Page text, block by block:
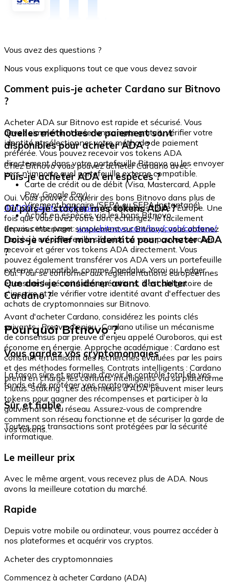
Vous avez des questions ?
Nous vous expliquons tout ce que vous devez savoir
Comment puis-je acheter Cardano sur Bitnovo
?
Acheter ADA sur Bitnovo est rapide et sécurisé. Vous
devez simplement créer un compte gratuit, vérifier votre
identité et sélectionner votre méthode de paiement
préférée. Vous pouvez recevoir vos tokens ADA
directement dans votre portefeuille Bitnovo ou les envoyer
vers n'importe quel portefeuille externe compatible.
Quelles méthodes de paiement sont
disponibles pour acheter ADA ?
Chez Bitnovo vous pouvez acheter Cardano avec :
Carte de crédit ou de débit (Visa, Mastercard, Apple
Pay, Google Pay)
Virement bancaire (SEPA ou SEPA Instantané)
Achat en espèces via les bons Bitnovo
Puis-je acheter ADA en espèces ?
Oui. Vous pouvez acquérir des bons Bitnovo dans plus de
40 000 points physiquesrépartis dans toute l'Europe. Une
fois que vous avez votre bon, échangez-le facilement
depuis cette page :www.bitnovo.com/buy/cash/cardano/
Où puis-je stocker mes tokens ADA ?
En vous inscrivant simplement sur Bitnovo, vous obtenez
l'accès à un portefeuille sécurisé où vous pouvez stocker,
recevoir et gérer vos tokens ADA directement. Vous
pouvez également transférer vos ADA vers un portefeuille
externe compatible, comme Daedalus, Yoroi ou Ledger.
Dois-je vérifier mon identité pour acheter ADA
?
Oui. Pour se conformer aux réglementations européennes
et assurer la sécurité des opérations, il est obligatoire de
s'inscrire et de vérifier votre identité avant d'effectuer des
achats de cryptomonnaies sur Bitnovo.
Que dois-je considérer avant d'acheter
Cardano ?
Avant d'acheter Cardano, considérez les points clés
suivants : Preuve d'enjeu : Cardano utilise un mécanisme
de consensus par preuve d'enjeu appelé Ouroboros, qui est
économe en énergie. Approche académique : Cardano est
construit en utilisant des recherches évaluées par les pairs
et des méthodes formelles. Contrats intelligents : Cardano
prend en charge les contrats intelligents via sa plateforme
Plutus. Staking : Les détenteurs d'ADA peuvent miser leurs
tokens pour gagner des récompenses et participer à la
gouvernance du réseau. Assurez-vous de comprendre
comment son réseau fonctionne et de sécuriser la garde de
vos tokens.
Pourquoi Bitnovo ?
Vous gardez vos cryptomonnaies
La façon sûre et pratique d'avoir le contrôle total de vos
fonds et de protéger vos cryptomonnaies.
Sûr et fiable
Toutes nos transactions sont protégées par la sécurité
informatique.
Le meilleur prix
Avec le même argent, vous recevez plus de ADA. Nous
avons la meilleure cotation du marché.
Rapide
Depuis votre mobile ou ordinateur, vous pourrez accéder à
nos plateformes et acquérir vos cryptos.
Acheter des cryptomonnaies
Commencez à acheter Cardano (ADA)